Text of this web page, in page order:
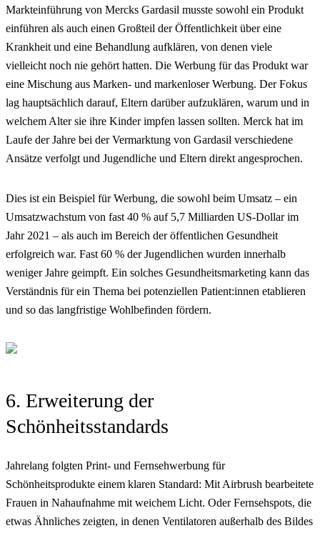
Markteinführung von Mercks Gardasil musste sowohl ein Produkt
einführen als auch einen Großteil der Öffentlichkeit über eine
Krankheit und eine Behandlung aufklären, von denen viele
vielleicht noch nie gehört hatten. Die Werbung für das Produkt war
eine Mischung aus Marken- und markenloser Werbung. Der Fokus
lag hauptsächlich darauf, Eltern darüber aufzuklären, warum und in
welchem Alter sie ihre Kinder impfen lassen sollten. Merck hat im
Laufe der Jahre bei der Vermarktung von Gardasil verschiedene
Ansätze verfolgt und Jugendliche und Eltern direkt angesprochen.
Dies ist ein Beispiel für Werbung, die sowohl beim Umsatz – ein
Umsatzwachstum von fast 40 % auf 5,7 Milliarden US-Dollar im
Jahr 2021 – als auch im Bereich der öffentlichen Gesundheit
erfolgreich war. Fast 60 % der Jugendlichen wurden innerhalb
weniger Jahre geimpft. Ein solches Gesundheitsmarketing kann das
Verständnis für ein Thema bei potenziellen Patient:innen etablieren
und so das langfristige Wohlbefinden fördern.
6. Erweiterung der
Schönheitsstandards
Jahrelang folgten Print- und Fernsehwerbung für
Schönheitsprodukte einem klaren Standard: Mit Airbrush bearbeitete
Frauen in Nahaufnahme mit weichem Licht. Oder Fernsehspots, die
etwas Ähnliches zeigten, in denen Ventilatoren außerhalb des Bildes